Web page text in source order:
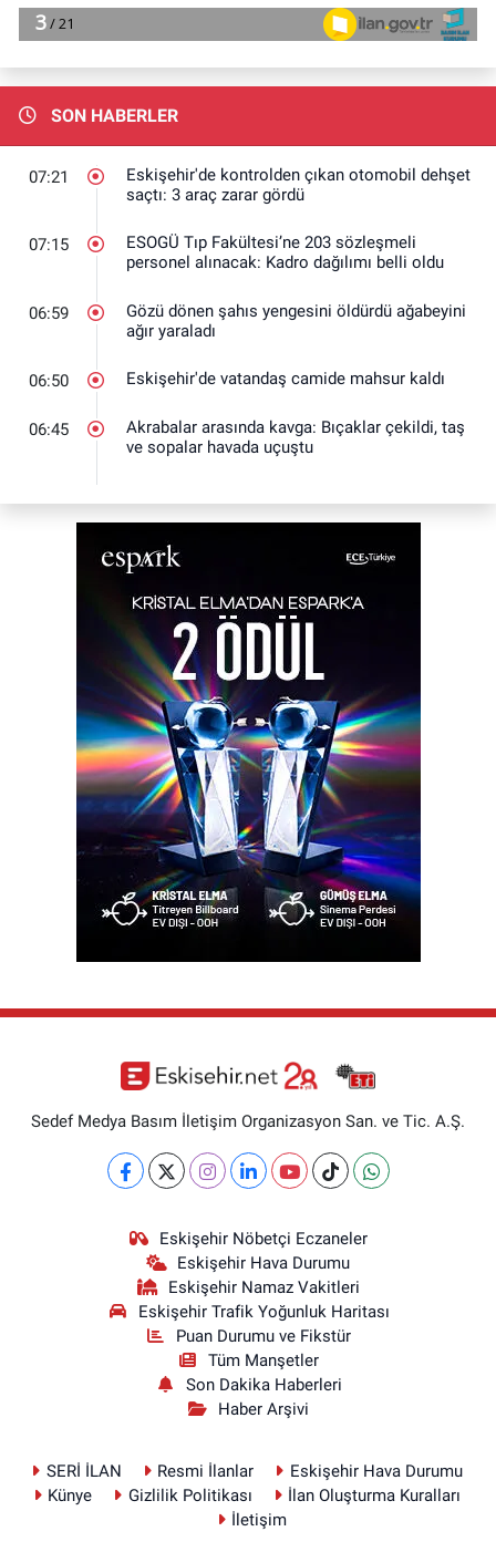
SON HABERLER
07:21
Eskişehir'de kontrolden çıkan otomobil dehşet
saçtı: 3 araç zarar gördü
07:15
ESOGÜ Tıp Fakültesi’ne 203 sözleşmeli
personel alınacak: Kadro dağılımı belli oldu
06:59
Gözü dönen şahıs yengesini öldürdü ağabeyini
ağır yaraladı
06:50 Eskişehir'de vatandaş camide mahsur kaldı
06:45
Akrabalar arasında kavga: Bıçaklar çekildi, taş
ve sopalar havada uçuştu
Sedef Medya Basım İletişim Organizasyon San. ve Tic. A.Ş.
Eskişehir Nöbetçi Eczaneler
Eskişehir Hava Durumu
Eskişehir Namaz Vakitleri
Eskişehir Trafik Yoğunluk Haritası
Puan Durumu ve Fikstür
Tüm Manşetler
Son Dakika Haberleri
Haber Arşivi
SERİ İLAN Resmi İlanlar
Eskişehir Hava Durumu
Künye
Gizlilik Politikası
İlan Oluşturma Kuralları
İletişim